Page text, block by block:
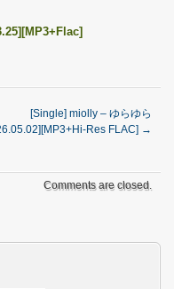
[Single] miolly – ゆらゆら
Res FLAC] →
Comments are closed.